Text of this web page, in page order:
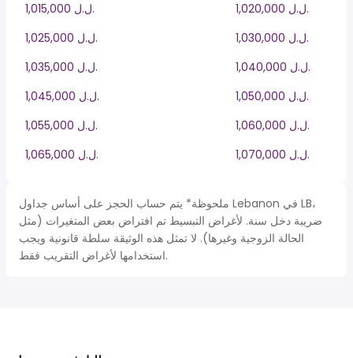
1,015,000 ل.ل.‎
1,020,000 ل.ل.‎
1,025,000 ل.ل.‎
1,030,000 ل.ل.‎
1,035,000 ل.ل.‎
1,040,000 ل.ل.‎
1,045,000 ل.ل.‎
1,050,000 ل.ل.‎
1,055,000 ل.ل.‎
1,060,000 ل.ل.‎
1,065,000 ل.ل.‎
1,070,000 ل.ل.‎
ملحوظة* يتم حساب الحجز على أساس جداول Lebanon في LB،
ضريبة دخل سنة. لأغراض التبسيط تم افتراض بعض المتغيرات (مثل
الحالة الزوجية وغيرها). لا تمثل هذه الوثيقة سلطة قانونية ويجب
استخدامها لأغراض التقريب فقط.